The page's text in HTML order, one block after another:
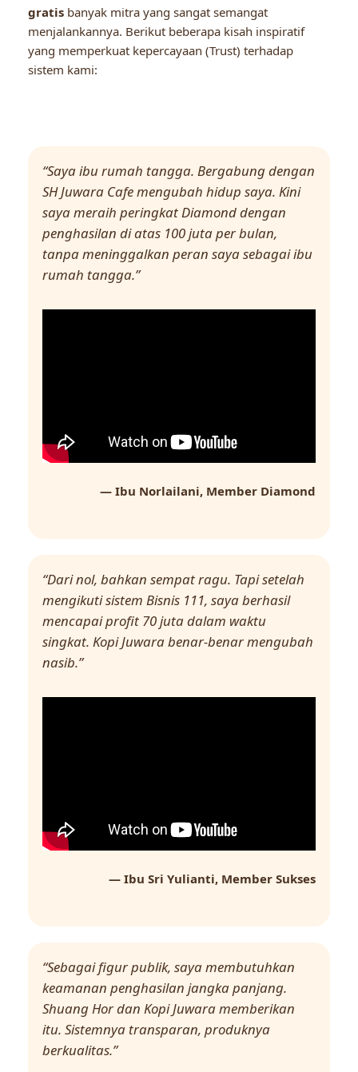
gratis banyak mitra yang sangat semangat
menjalankannya. Berikut beberapa kisah inspiratif
yang memperkuat kepercayaan (Trust) terhadap
sistem kami:
“Saya ibu rumah tangga. Bergabung dengan
SH Juwara Cafe mengubah hidup saya. Kini
saya meraih peringkat Diamond dengan
penghasilan di atas 100 juta per bulan,
tanpa meninggalkan peran saya sebagai ibu
rumah tangga.”
— Ibu Norlailani, Member Diamond
“Dari nol, bahkan sempat ragu. Tapi setelah
mengikuti sistem Bisnis 111, saya berhasil
mencapai profit 70 juta dalam waktu
singkat. Kopi Juwara benar-benar mengubah
nasib.”
— Ibu Sri Yulianti, Member Sukses
“Sebagai figur publik, saya membutuhkan
keamanan penghasilan jangka panjang.
Shuang Hor dan Kopi Juwara memberikan
itu. Sistemnya transparan, produknya
berkualitas.”